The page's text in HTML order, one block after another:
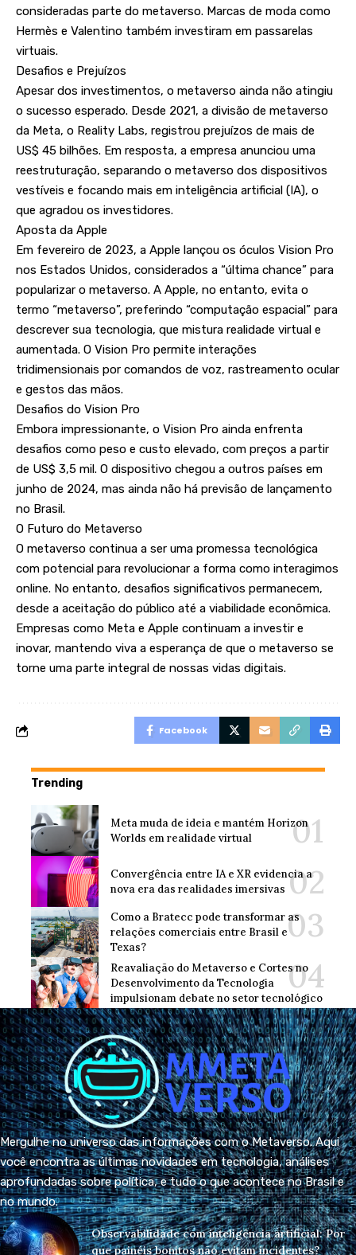
consideradas parte do metaverso. Marcas de moda como
Hermès e Valentino também investiram em passarelas
virtuais.
Desafios e Prejuízos
Apesar dos investimentos, o metaverso ainda não atingiu
o sucesso esperado. Desde 2021, a divisão de metaverso
da Meta, o Reality Labs, registrou prejuízos de mais de
US$ 45 bilhões. Em resposta, a empresa anunciou uma
reestruturação, separando o metaverso dos dispositivos
vestíveis e focando mais em inteligência artificial (IA), o
que agradou os investidores.
Aposta da Apple
Em fevereiro de 2023, a Apple lançou os óculos Vision Pro
nos Estados Unidos, considerados a “última chance” para
popularizar o metaverso. A Apple, no entanto, evita o
termo “metaverso”, preferindo “computação espacial” para
descrever sua tecnologia, que mistura realidade virtual e
aumentada. O Vision Pro permite interações
tridimensionais por comandos de voz, rastreamento ocular
e gestos das mãos.
Desafios do Vision Pro
Embora impressionante, o Vision Pro ainda enfrenta
desafios como peso e custo elevado, com preços a partir
de US$ 3,5 mil. O dispositivo chegou a outros países em
junho de 2024, mas ainda não há previsão de lançamento
no Brasil.
O Futuro do Metaverso
O metaverso continua a ser uma promessa tecnológica
com potencial para revolucionar a forma como interagimos
online. No entanto, desafios significativos permanecem,
desde a aceitação do público até a viabilidade econômica.
Empresas como Meta e Apple continuam a investir e
inovar, mantendo viva a esperança de que o metaverso se
torne uma parte integral de nossas vidas digitais.
Facebook
Trending
Meta muda de ideia e mantém Horizon
Worlds em realidade virtual
Convergência entre IA e XR evidencia a
nova era das realidades imersivas
Como a Bratecc pode transformar as
relações comerciais entre Brasil e
Texas?
Reavaliação do Metaverso e Cortes no
Desenvolvimento da Tecnologia
impulsionam debate no setor tecnológico
Mergulhe no universo das informações com o Metaverso. Aqui
você encontra as últimas novidades em tecnologia, análises
aprofundadas sobre política, e tudo o que acontece no Brasil e
no mundo.
Observabilidade com inteligência artificial: Por
que painéis bonitos não evitam incidentes?